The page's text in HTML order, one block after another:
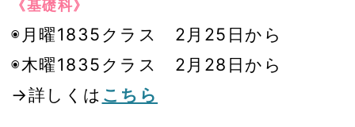
《基礎科》
◉月曜1835クラス 2月25日から
◉木曜1835クラス 2月28日から
→詳しくは こちら